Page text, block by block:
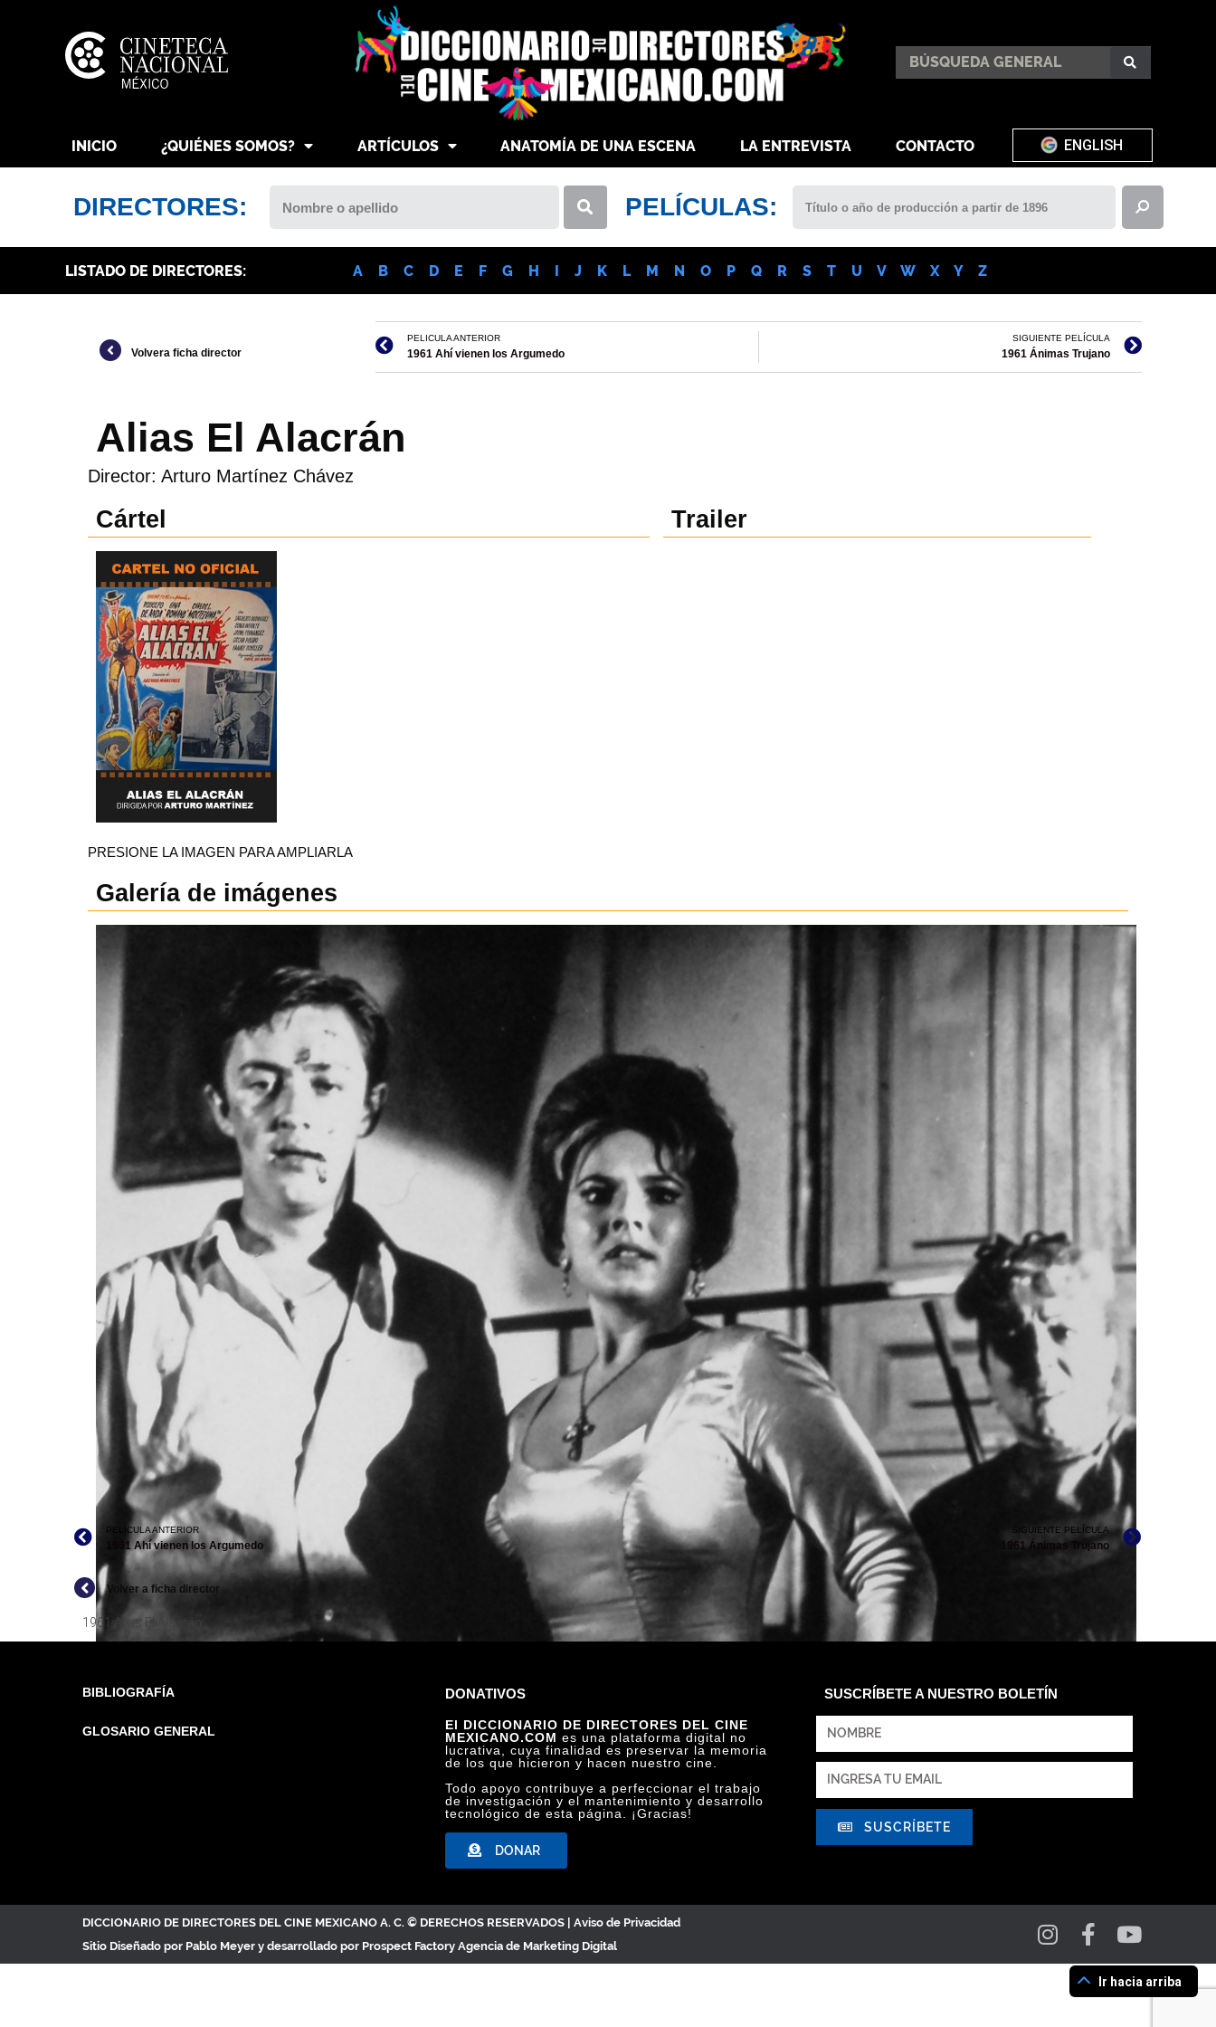
INICIO ¿QUIÉNES SOMOS? ARTÍCULOS ANATOMÍA DE UNA ESCENA LA ENTREVISTA CONTACTO ENGLISH
DIRECTORES: PELÍCULAS:
LISTADO DE DIRECTORES: A B C D E F G H I J K L M N O P Q R S T U V W X Y Z
Volvera ficha director
PELICULA ANTERIOR
1961 Ahí vienen los Argumedo
SIGUIENTE PELÍCULA
1961 Ánimas Trujano
Alias El Alacrán
Director: Arturo Martínez Chávez
Cártel Trailer
PRESIONE LA IMAGEN PARA AMPLIARLA
Galería de imágenes
ALIAS EL ALACRÁN, ARCHIVO CINETECA NACIONAL
PELICULA ANTERIOR
1961 Ahí vienen los Argumedo
SIGUIENTE PELÍCULA
1961 Ánimas Trujano
Volver a ficha director
1961 Alias El Alacrán
BIBLIOGRAFÍA
GLOSARIO GENERAL
DONATIVOS
El DICCIONARIO DE DIRECTORES DEL CINE
MEXICANO.COM es una plataforma digital no
lucrativa, cuya finalidad es preservar la memoria
de los que hicieron y hacen nuestro cine.
Todo apoyo contribuye a perfeccionar el trabajo
de investigación y el mantenimiento y desarrollo
tecnológico de esta página. ¡Gracias!
DONAR
SUSCRÍBETE A NUESTRO BOLETÍN
SUSCRÍBETE
DICCIONARIO DE DIRECTORES DEL CINE MEXICANO A. C. © DERECHOS RESERVADOS | Aviso de Privacidad
Sitio Diseñado por Pablo Meyer y desarrollado por Prospect Factory Agencia de Marketing Digital